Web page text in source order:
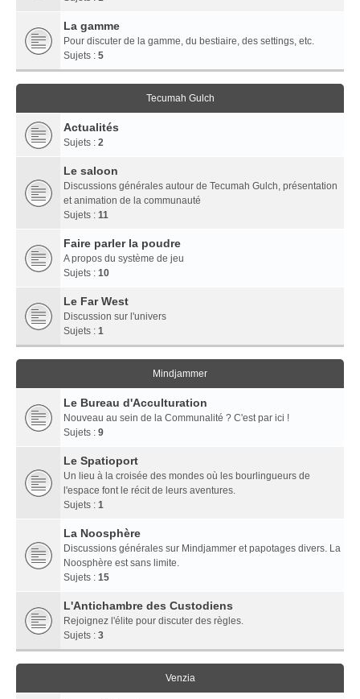
La gamme
Pour discuter de la gamme, du bestiaire, des settings, etc.
Sujets : 5
Tecumah Gulch
Actualités
Sujets : 2
Le saloon
Discussions générales autour de Tecumah Gulch, présentation
et animation de la communauté
Sujets : 11
Faire parler la poudre
A propos du système de jeu
Sujets : 10
Le Far West
Discussion sur l'univers
Sujets : 1
Mindjammer
Le Bureau d'Acculturation
Nouveau au sein de la Communalité ? C'est par ici !
Sujets : 9
Le Spatioport
Un lieu à la croisée des mondes où les bourlingueurs de
l'espace font le récit de leurs aventures.
Sujets : 1
La Noosphère
Discussions générales sur Mindjammer et papotages divers. La
Noosphère est sans limite.
Sujets : 15
L'Antichambre des Custodiens
Rejoignez l'élite pour discuter des règles.
Sujets : 3
Venzia